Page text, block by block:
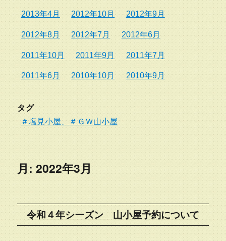
2013年4月 2012年10月 2012年9月
2012年8月 2012年7月 2012年6月
2011年10月 2011年9月 2011年7月
2011年6月 2010年10月 2010年9月
タグ
＃塩見小屋、＃ＧＷ山小屋
月:2022年3月
令和４年シーズン 山小屋予約について